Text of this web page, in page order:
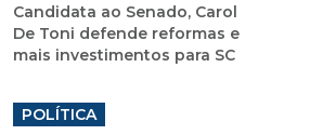
Candidata ao Senado, Carol
De Toni defende reformas e
mais investimentos para SC
POLÍTICA